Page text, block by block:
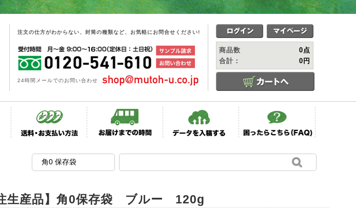
注文の仕方がわからない、封筒の種類など、お気軽にお問合せください!
24時間メールでのお問い合わせ
商品数
0点
合計：
0円
注生産品】角0保存袋 ブルー 120g